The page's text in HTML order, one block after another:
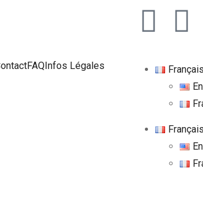
FAQInfos Légales
Français
Français